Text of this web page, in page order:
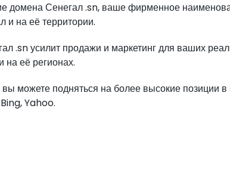
домена Сенегал .sn, ваше фирменное
на её территории.
.sn усилит продажи и маркетинг для ваших
на её регионах.
можете подняться на более высокие позиции
Yahoo.